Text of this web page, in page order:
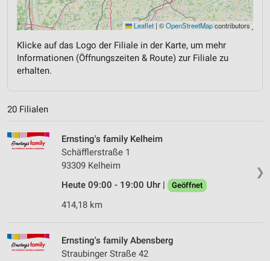
Leaflet | ©OpenStreetMapcontributors
Klicke auf das Logo der Filiale in der Karte, um mehr
Informationen (Öffnungszeiten & Route) zur Filiale zu
erhalten.
20 Filialen
❯
Ernsting's family Kelheim
Schäfflerstraße 1
93309 Kelheim
Heute 09:00 - 19:00 Uhr |
Geöffnet
414,18 km
Ernsting's family Abensberg
Straubinger Straße 42